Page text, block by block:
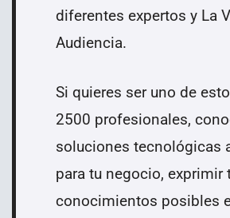
diferentes expertos y La
Audiencia.
Si quieres ser uno de
2500 profesionales,
soluciones tecnológicas
para tu negocio, exprimir
conocimientos posibles